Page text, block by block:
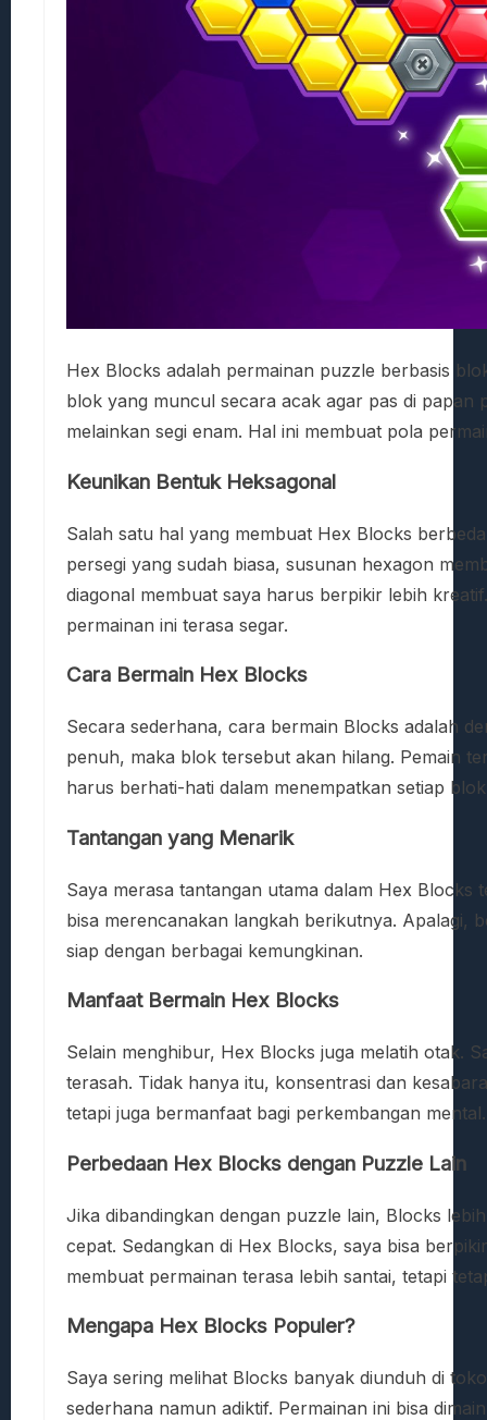
Hex Blocks adalah permainan puzzle berbasis
blok yang muncul secara acak agar pas di
melainkan segi enam. Hal ini membuat pola
Keunikan Bentuk Heksagonal
Salah satu hal yang membuat Hex Blocks
persegi yang sudah biasa, susunan hexagon
diagonal membuat saya harus berpikir lebih
permainan ini terasa segar.
Cara Bermain Hex Blocks
Secara sederhana, cara bermain Blocks adalah
penuh, maka blok tersebut akan hilang. Pemain
harus berhati-hati dalam menempatkan setiap
Tantangan yang Menarik
Saya merasa tantangan utama dalam Hex
bisa merencanakan langkah berikutnya. Apalagi,
siap dengan berbagai kemungkinan.
Manfaat Bermain Hex Blocks
Selain menghibur, Hex Blocks juga melatih otak.
terasah. Tidak hanya itu, konsentrasi dan
tetapi juga bermanfaat bagi perkembangan mental.
Perbedaan Hex Blocks dengan Puzzle Lain
Jika dibandingkan dengan puzzle lain, Blocks
cepat. Sedangkan di Hex Blocks, saya bisa
membuat permainan terasa lebih santai, tetapi
Mengapa Hex Blocks Populer?
Saya sering melihat Blocks banyak diunduh di
sederhana namun adiktif. Permainan ini bisa